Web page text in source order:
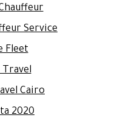
Service
Fleet
Travel
Cairo
2020